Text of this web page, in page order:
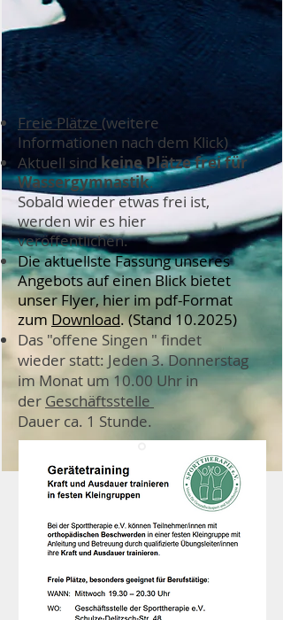
Freie Plätze (weitere
Informationen nach dem Klick)
Aktuell sind keine Plätze frei für
Wassergymnastik.
Sobald wieder etwas frei ist,
werden wir es hier
veröffentlichen.
Die aktuellste Fassung unseres
Angebots auf einen Blick bietet
unser Flyer, hier im pdf-Format
zum Download​. (Stand 10.2025)
Das "offene Singen " findet
wieder statt: Jeden 3. Donnerstag
im Monat um 10.00 Uhr in
der Geschäftsstelle
Dauer ca. 1 Stunde.